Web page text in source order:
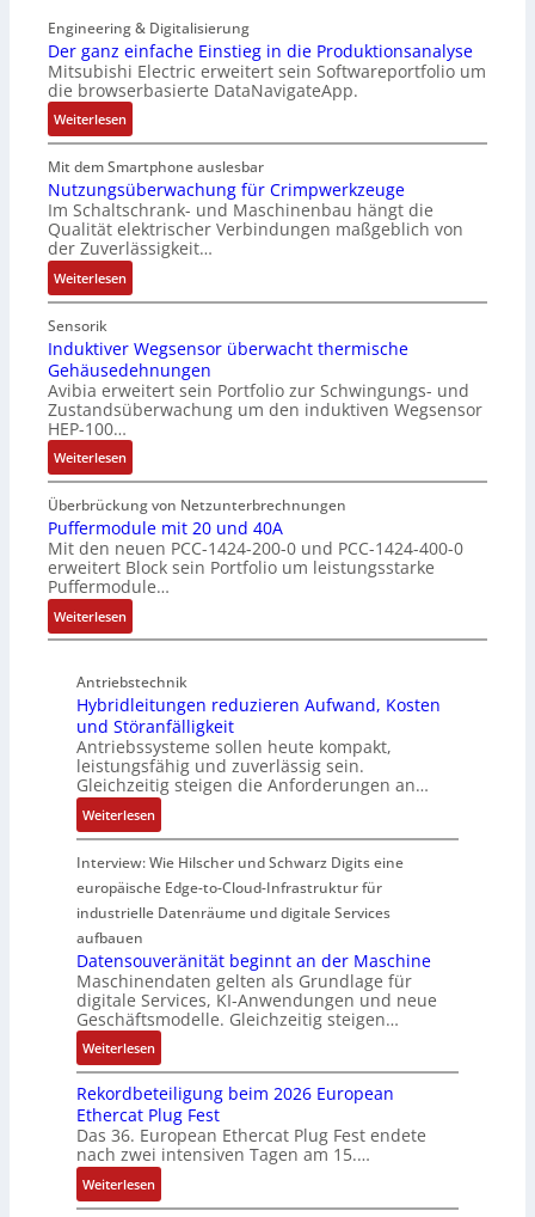
i
t
E
n
c
o
d
e
r
i
a
n
g
u
l
a
t
i
o
n
t
e
i
l
e
r
h
ä
l
S
c
h
t
z
l
a
k
b
e
s
c
h
i
c
h
u
n
g
f
ü
r
r
a
u
e
U
m
g
e
b
u
n
g
e
n
n
s
o
r
l
o
s
e
F
a
n
g
s
h
a
l
t
u
n
g
Engineering & Digitalisierung
Der ganz einfache Einstieg in die Produktionsanalyse
Mitsubishi Electric erweitert sein Softwareportfolio um
die browserbasierte DataNavigateApp.
Weiterlesen:
D
e
r
g
a
n
z
e
n
f
a
c
h
e
E
i
n
s
t
i
e
g
n
d
i
e
P
r
o
d
u
k
t
i
o
n
s
a
n
a
l
y
s
e
Mit dem Smartphone auslesbar
Nutzungsüberwachung für Crimpwerkzeuge
Im Schaltschrank- und Maschinenbau hängt die
Qualität elektrischer Verbindungen maßgeblich von
der Zuverlässigkeit…
Weiterlesen:
N
t
z
u
n
s
ü
b
e
r
w
a
c
h
n
g
f
ü
r
C
r
i
m
p
w
e
r
k
z
e
u
g
e
Sensorik
Induktiver Wegsensor überwacht thermische
Gehäusedehnungen
Avibia erweitert sein Portfolio zur Schwingungs- und
Zustandsüberwachung um den induktiven Wegsensor
HEP-100…
Weiterlesen:
I
n
d
u
k
t
i
v
r
W
e
g
s
e
n
s
o
r
ü
b
e
r
w
a
c
h
t
t
h
e
r
m
Überbrückung von Netzunterbrechnungen
Puffermodule mit 20 und 40A
Mit den neuen PCC-1424-200-0 und PCC-1424-400-0
erweitert Block sein Portfolio um leistungsstarke
Puffermodule…
Weiterlesen:
P
f
f
e
r
m
o
d
u
l
e
m
i
t
2
0
u
n
d
4
0
A
Antriebstechnik
Hybridleitungen reduzieren Aufwand, Kosten
und Störanfälligkeit
Antriebssysteme sollen heute kompakt,
leistungsfähig und zuverlässig sein.
Gleichzeitig steigen die Anforderungen an…
Weiterlesen:
H
y
r
l
e
i
u
n
g
e
n
e
Interview: Wie Hilscher und Schwarz Digits eine
europäische Edge-to-Cloud-Infrastruktur für
industrielle Datenräume und digitale Services
aufbauen
Datensouveränität beginnt an der Maschine
Maschinendaten gelten als Grundlage für
digitale Services, KI-Anwendungen und neue
Geschäftsmodelle. Gleichzeitig steigen…
Weiterlesen:
D
a
t
e
n
s
o
Rekordbeteiligung beim 2026 European
Ethercat Plug Fest
Das 36. European Ethercat Plug Fest endete
nach zwei intensiven Tagen am 15.…
Weiterlesen:
R